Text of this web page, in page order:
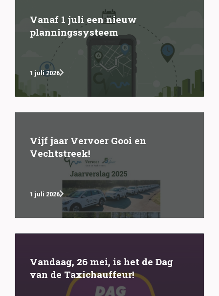
Vanaf 1 juli een nieuw
planningssysteem
1 juli 2026
Vijf jaar Vervoer Gooi en
Vechtstreek!
1 juli 2026
Vandaag, 26 mei, is het de Dag
van de Taxichauffeur!